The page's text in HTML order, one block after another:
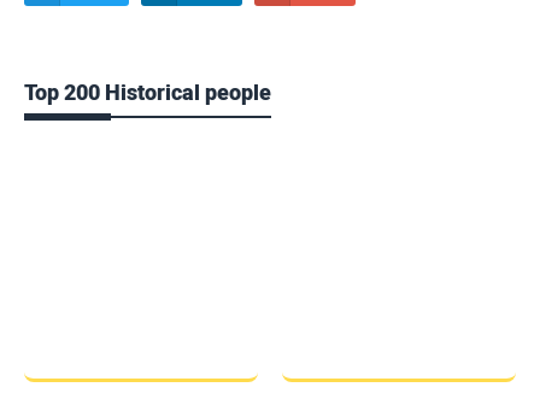
Top 200 Historical people